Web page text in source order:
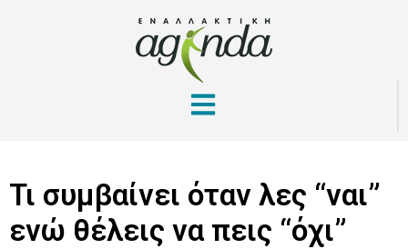
Τι συμβαίνει όταν λες “ναι”
ενώ θέλεις να πεις “όχι”